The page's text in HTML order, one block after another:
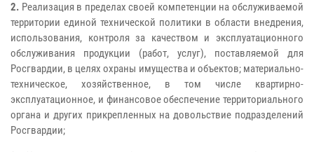
2. Реализация в пределах своей компетенции на обслуживаемой
территории единой технической политики в области внедрения,
использования, контроля за качеством и эксплуатационного
обслуживания продукции (работ, услуг), поставляемой для
Росгвардии, в целях охраны имущества и объектов; материально-
техническое, хозяйственное, в том числе квартирно-
эксплуатационное, и финансовое обеспечение территориального
органа и других прикрепленных на довольствие подразделений
Росгвардии;